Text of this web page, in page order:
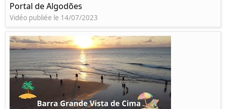
Portal de Algodões
Vidéo publiée le 14/07/2023